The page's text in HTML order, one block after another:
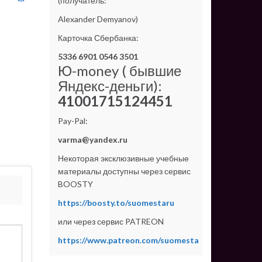
Alexander Demyanov)
Карточка Сбербанка:
5336 6901 0546 3501
Ю-money ( бывшие
Яндекс-деньги):
41001715124451
Pay-Pal:
varma@yandex.ru
Некоторая эксклюзивные учебные
материалы доступны через сервис
BOOSTY
https://boosty.to/suomestaru
или через сервис PATREON
https://www.patreon.com/suomesta